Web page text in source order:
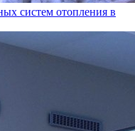
систем отопления в